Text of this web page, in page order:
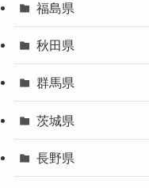
福島県
秋田県
群馬県
茨城県
長野県